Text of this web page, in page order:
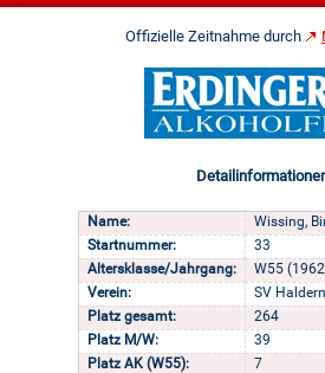
Offizielle Zeitnahme durch
Name:
Wissing,
Startnummer:
33
Altersklasse/Jahrgang:
W55
Verein:
SV
Platz gesamt:
264
Platz M/W:
39
Platz AK (W55):
7